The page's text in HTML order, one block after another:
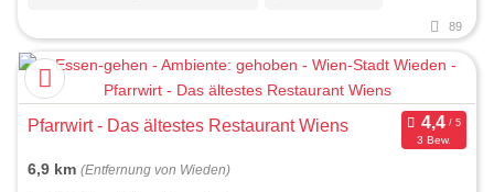
89
Pfarrwirt - Das ältestes Restaurant Wiens
3 Bew.
6,9 km (Entfernung von Wieden)